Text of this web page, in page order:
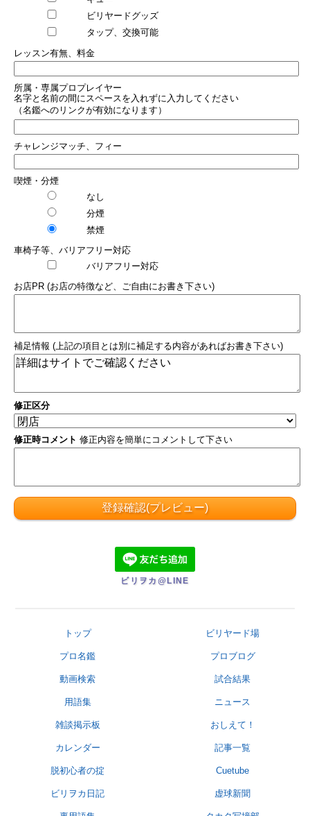
ビリヤードグッズ
タップ、交換可能
レッスン有無、料金
所属・専属プロプレイヤー
名字と名前の間にスペースを入れずに入力してください
（名鑑へのリンクが有効になります）
チャレンジマッチ、フィー
喫煙・分煙
なし
分煙
禁煙
車椅子等、バリアフリー対応
バリアフリー対応
お店PR (お店の特徴など、ご自由にお書き下さい)
補足情報 (上記の項目とは別に補足する内容があればお書き下さい)
修正区分
修正時コメント 修正内容を簡単にコメントして下さい
ビリヲカ@LINE
トップ ビリヤード場
プロ名鑑 プロブログ
動画検索 試合結果
用語集 ニュース
雑談掲示板 おしえて！
カレンダー 記事一覧
脱初心者の掟 Cuetube
ビリヲカ日記 虚球新聞